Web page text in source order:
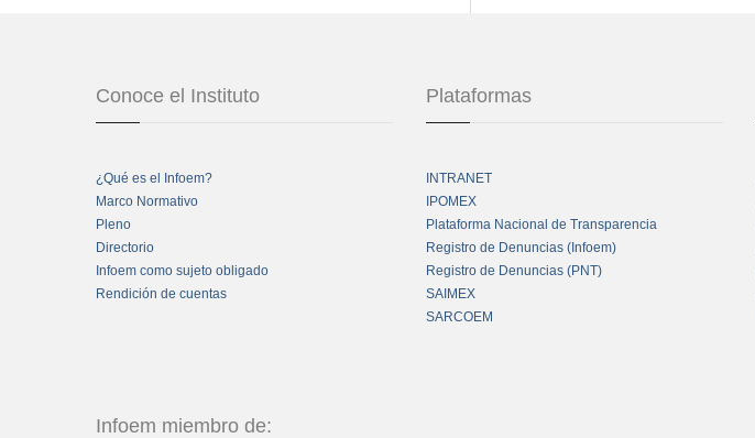
Conoce el Instituto
¿Qué es el Infoem?
Marco Normativo
Pleno
Directorio
Infoem como sujeto obligado
Rendición de cuentas
Plataformas
INTRANET
IPOMEX
Plataforma Nacional de Transparencia
Registro de Denuncias (Infoem)
Registro de Denuncias (PNT)
SAIMEX
SARCOEM
Infoem miembro de: